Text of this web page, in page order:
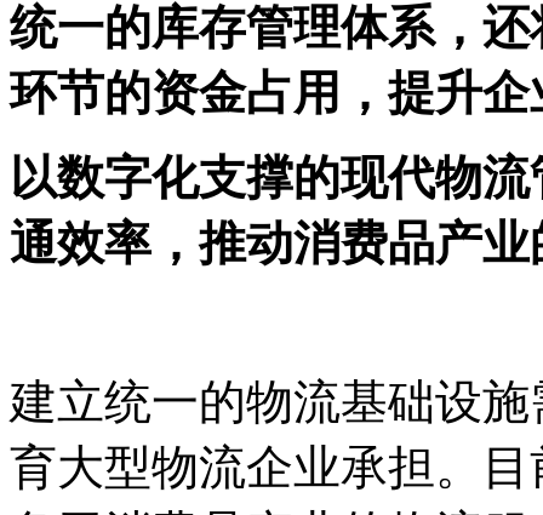
统一的库存管理体系，
环节的资金占用，提升
以数字化支撑的现代物
通效率，推动消费品产
建立统一的物流基础设
育大型物流企业承担。